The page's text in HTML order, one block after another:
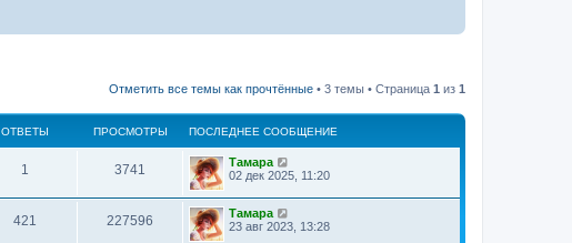
Отметить все темы как прочтённые • 3 темы • Страница 1 из 1
ОТВЕТЫ ПРОСМОТРЫ ПОСЛЕДНЕЕ СООБЩЕНИЕ
1 3741
Тамара
02 дек 2025, 11:20
421 227596
Тамара
23 авг 2023, 13:28